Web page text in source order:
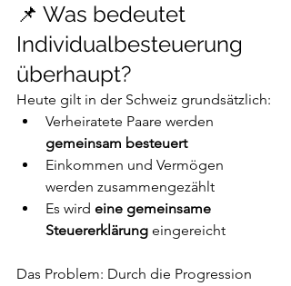
📌 Was bedeutet
Individualbesteuerung
überhaupt?
Heute gilt in der Schweiz grundsätzlich:
Verheiratete Paare werden
gemeinsam besteuert
Einkommen und Vermögen
werden zusammengezählt
Es wird eine gemeinsame
Steuererklärung eingereicht
Das Problem: Durch die Progression